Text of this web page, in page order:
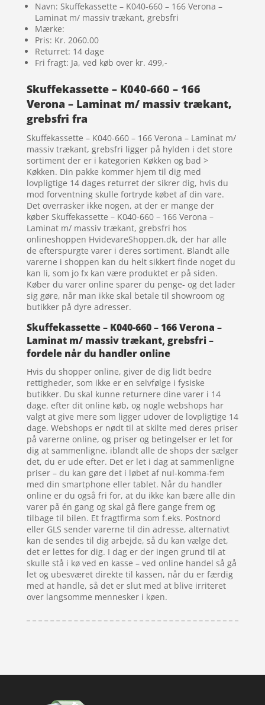
Navn: Skuffekassette – K040-660 – 166 Verona –
Laminat m/ massiv trækant, grebsfri
Mærke:
Pris: Kr. 2060.00
Returret: 14 dage
Fri fragt: Ja, ved køb over kr. 499,-
Skuffekassette – K040-660 – 166
Verona – Laminat m/ massiv trækant,
grebsfri fra
Skuffekassette – K040-660 – 166 Verona – Laminat m/
massiv trækant, grebsfri ligger på hylden i det store
sortiment der er i kategorien Køkken og bad >
Køkken. Din pakke kommer hjem til dig med
lovpligtige 14 dages returret der sikrer dig, hvis du
mod forventning skulle fortryde købet af din vare.
Det overrasker ikke nogen, at der er mange der
køber Skuffekassette – K040-660 – 166 Verona –
Laminat m/ massiv trækant, grebsfri hos
onlineshoppen HvidevareShoppen.dk, der har alle
de efterspurgte varer i deres sortiment. Blandt alle
varerne i shoppen kan du helt sikkert finde noget du
kan li, som jo fx kan være produktet er på siden.
Køber du varer online sparer du penge- og det lader
sig gøre, når man ikke skal betale til showroom og
butikker på dyre adresser.
Skuffekassette – K040-660 – 166 Verona –
Laminat m/ massiv trækant, grebsfri –
fordele når du handler online
Hvis du shopper online, giver de dig lidt bedre
rettigheder, som ikke er en selvfølge i fysiske
butikker. Du skal kunne returnere dine varer i 14
dage. efter dit online køb, og nogle webshops har
valgt at give mere som ligger udover de lovpligtige 14
dage. Webshops er nødt til at skilte med deres priser
på varerne online, og priser og betingelser er let for
dig at sammenligne, iblandt alle de shops der sælger
det, du er ude efter. Det er let i dag at sammenligne
priser – du kan gøre det i løbet af nul-komma-fem
med din smartphone eller tablet. Når du handler
online er du også fri for, at du ikke kan bære alle din
varer på én gang og skal gå flere gange frem og
tilbage til bilen. Et fragtfirma som f.eks. Postnord
eller GLS sender varerne til din adresse, alternativt
kan de sendes til dig arbejde, så du kan vælge det,
det er lettes for dig. I dag er der ingen grund til at
skulle stå i kø ved en kasse – ved online handel så gå
let og ubesværet direkte til kassen, når du er færdig
med at handle, så det er slut med at blive irriteret
over langsomme mennesker i køen.